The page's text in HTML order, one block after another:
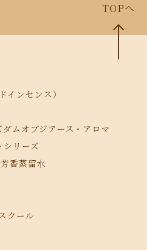
インセンス）
ムオブジアース・アロマ
リーズ
香蒸留水
クール
TOPへ